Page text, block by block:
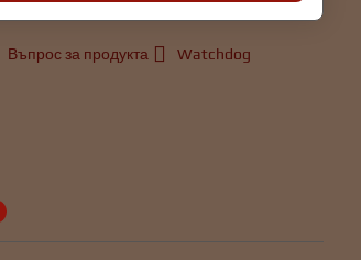
Въпрос за продукта
Watchdog